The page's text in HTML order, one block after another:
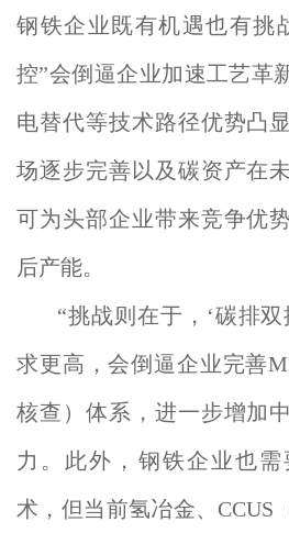
钢铁企业既有机遇也有挑
控”会倒逼企业加速工艺革
电替代等技术路径优势凸
场逐步完善以及碳资产在
可为头部企业带来竞争优
后产能。
“挑战则在于，‘碳排
求更高，会倒逼企业完善
核查）体系，进一步增加
力。此外，钢铁企业也
术，但当前氢冶金、CCUS